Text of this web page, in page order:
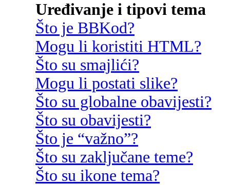
Uređivanje i tipovi tema
Što je BBKod?
Mogu li koristiti HTML?
Što su smajlići?
Mogu li postati slike?
Što su globalne obavijesti?
Što su obavijesti?
Što je “važno”?
Što su zaključane teme?
Što su ikone tema?